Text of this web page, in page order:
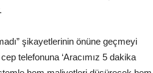
şikayetlerinin önüne geçmeyi
telefonuna ‘Aracımız 5 dakika